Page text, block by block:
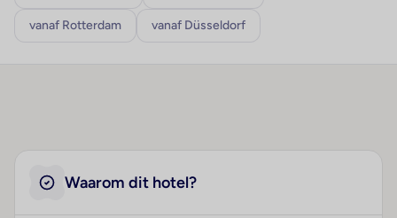
vanaf Rotterdam vanaf Düsseldorf
Waarom dit hotel?